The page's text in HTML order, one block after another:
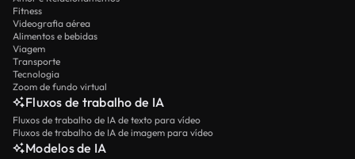
Fitness
Videografia aérea
Alimentos e bebidas
Viagem
Transporte
Tecnologia
Zoom de fundo virtual
Fluxos de trabalho de IA
Fluxos de trabalho de IA de texto para vídeo
Fluxos de trabalho de IA de imagem para vídeo
Modelos de IA